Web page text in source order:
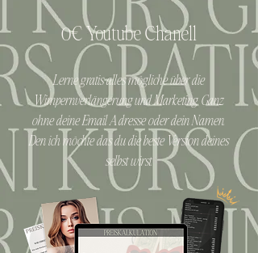
0€ Youtube Chanell
Lerne gratis alles mögliche über die
Wimpernverlängerung und Marketing. Ganz
ohne deine Email Adresse oder dein Namen.
Den ich möchte das du die beste Version deines
selbst wirst.